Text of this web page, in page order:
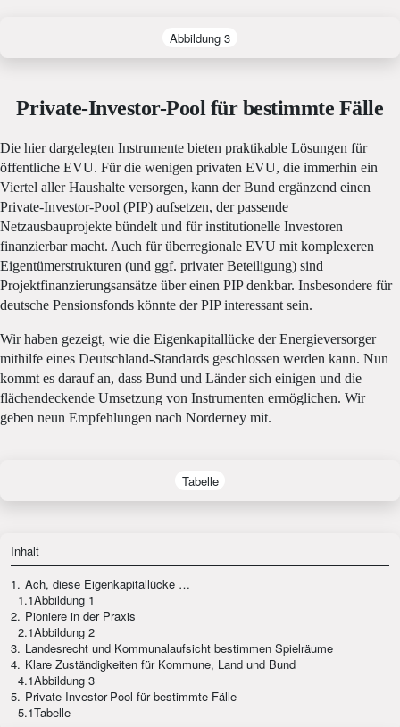
Abbildung 3
Private-Investor-Pool für bestimmte Fälle
Die hier dargelegten Instrumente bieten praktikable Lösungen für
öffentliche EVU. Für die wenigen privaten EVU, die immerhin ein
Viertel aller Haushalte versorgen, kann der Bund ergänzend einen
Private-Investor-Pool (PIP) aufsetzen, der passende
Netzausbauprojekte bündelt und für institutionelle Investoren
finanzierbar macht. Auch für überregionale EVU mit komplexeren
Eigentümerstrukturen (und ggf. privater Beteiligung) sind
Projektfinanzierungsansätze über einen PIP denkbar. Insbesondere für
deutsche Pensionsfonds könnte der PIP interessant sein.
Wir haben gezeigt, wie die Eigenkapitallücke der Energieversorger
mithilfe eines Deutschland-Standards geschlossen werden kann. Nun
kommt es darauf an, dass Bund und Länder sich einigen und die
flächendeckende Umsetzung von Instrumenten ermöglichen. Wir
geben neun Empfehlungen nach Norderney mit.
Tabelle
Inhalt
1. Ach, diese Eigenkapitallücke …
1.1Abbildung 1
2. Pioniere in der Praxis
2.1Abbildung 2
3. Landesrecht und Kommunalaufsicht bestimmen Spielräume
4. Klare Zuständigkeiten für Kommune, Land und Bund
4.1Abbildung 3
5. Private-Investor-Pool für bestimmte Fälle
5.1Tabelle